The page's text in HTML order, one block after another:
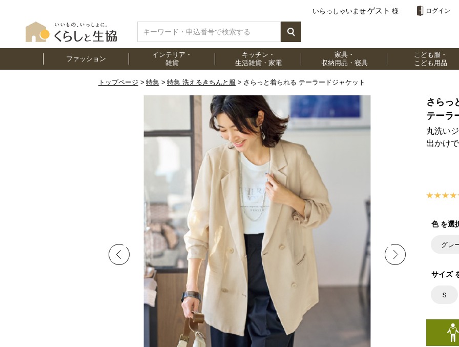
いらっしゃいませ ゲスト 様 ログイン
ファッション
インテリア・
雑貨
キッチン・
生活雑貨・家電
家具・
収納用品・寝具
こども服・
こども用品
トップページ 特集 特集 洗えるきちんと服 さらっと着られる テーラードジャケット
さらっ
テーラ
丸洗い
出かけで
色 を選
グレ
サイズ
Ｓ